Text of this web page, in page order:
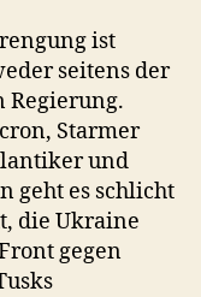
ist
seitens der
Regierung.
Starmer
und
geht es schlicht
die Ukraine
gegen